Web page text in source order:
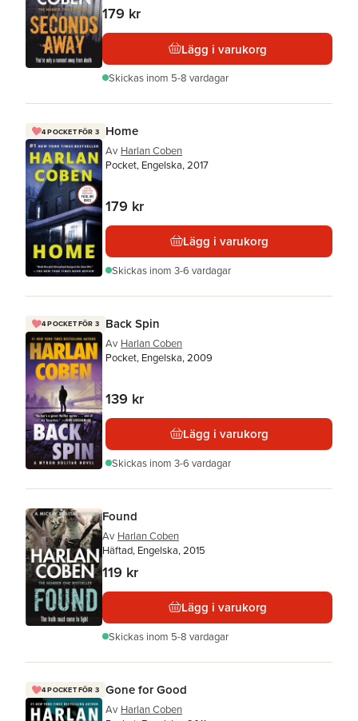
179 kr
Lägg i varukorg
Skickas inom 5-8 vardagar
4 POCKET FÖR 3 Home
Av Harlan Coben
Pocket, Engelska, 2017
179 kr
Lägg i varukorg
Skickas inom 3-6 vardagar
4 POCKET FÖR 3 Back Spin
Av Harlan Coben
Pocket, Engelska, 2009
139 kr
Lägg i varukorg
Skickas inom 3-6 vardagar
Found
Av Harlan Coben
Häftad, Engelska, 2015
119 kr
Lägg i varukorg
Skickas inom 5-8 vardagar
4 POCKET FÖR 3 Gone for Good
Av Harlan Coben